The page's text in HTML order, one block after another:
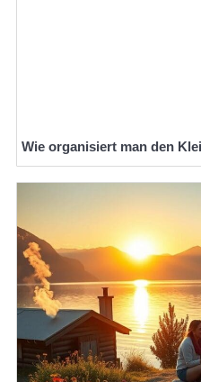
Wie organisiert man den